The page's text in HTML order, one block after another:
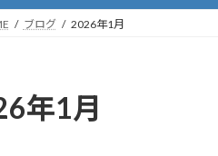
ブログ 2026年1月
年1月